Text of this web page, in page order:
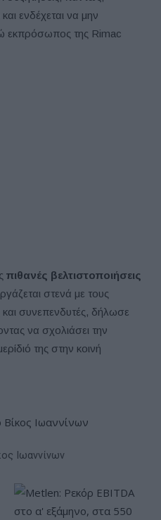
ενδέχεται να μην
εκπρόσωπος της Rimac
πιθανές βελτιστοποιήσεις
στενά με τους
και συνεπενδυτές, δήλωσε
να σχολιάσει την
της στην κοινή
Ιωαννίνων